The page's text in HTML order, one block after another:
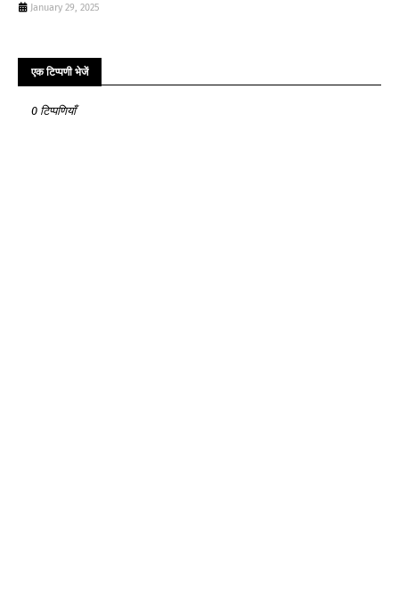
January 29, 2025
एक टिप्पणी भेजें
0 टिप्पणियाँ